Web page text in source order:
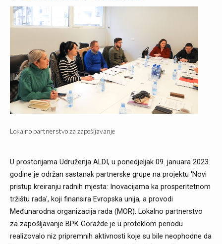
Lokalno partnerstvo za zapošljavanje
U prostorijama Udruženja ALDI, u ponedjeljak 09. januara 2023.
godine je održan sastanak partnerske grupe na projektu 'Novi
pristup kreiranju radnih mjesta: Inovacijama ka prosperitetnom
tržištu rada', koji finansira Evropska unija, a provodi
Međunarodna organizacija rada (MOR). Lokalno partnerstvo
za zapošljavanje BPK Goražde je u proteklom periodu
realizovalo niz pripremnih aktivnosti koje su bile neophodne da